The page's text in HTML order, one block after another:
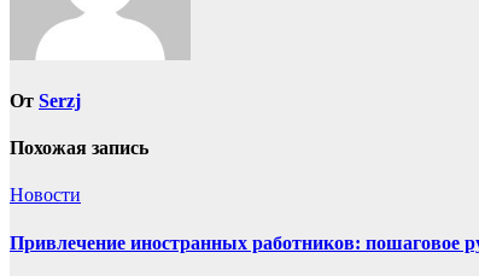
От Serzj
Похожая запись
Новости
Привлечение иностранных работников: пошаговое